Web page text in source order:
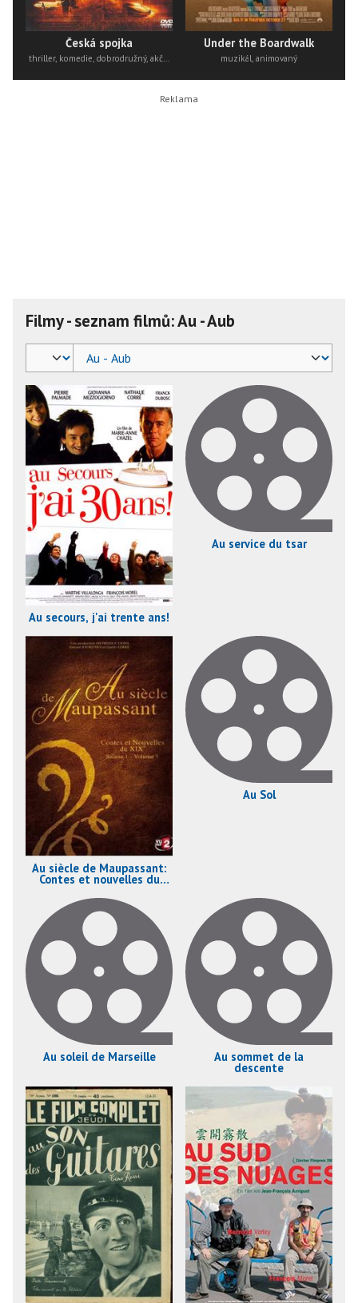
Česká spojka
thriller, komedie, dobrodružný, akční
Under the Boardwalk
muzikál, animovaný
Filmy - seznam filmů: Au - Aub
Au secours, j'ai trente ans!
Au service du tsar
Au siècle de Maupassant:
Contes et nouvelles du
Au Sol
Au soleil de Marseille Au sommet de la
descente